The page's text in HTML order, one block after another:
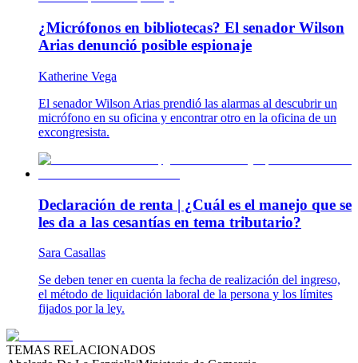
¿Micrófonos en bibliotecas? El senador Wilson
Arias denunció posible espionaje
Katherine Vega
El senador Wilson Arias prendió las alarmas al descubrir un
micrófono en su oficina y encontrar otro en la oficina de un
excongresista.
Declaración de renta | ¿Cuál es el manejo que se
les da a las cesantías en tema tributario?
Sara Casallas
Se deben tener en cuenta la fecha de realización del ingreso,
el método de liquidación laboral de la persona y los límites
fijados por la ley.
TEMAS RELACIONADOS